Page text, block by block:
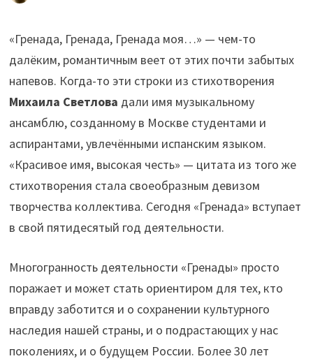
«Гренада, Гренада, Гренада моя…» — чем-то
далёким, романтичным веет от этих почти забытых
напевов. Когда-то эти строки из стихотворения
Михаила Светлова дали имя музыкальному
ансамблю, созданному в Москве студентами и
аспирантами, увлечёнными испанским языком.
«Красивое имя, высокая честь» — цитата из того же
стихотворения стала своеобразным девизом
творчества коллектива. Сегодня «Гренада» вступает
в свой пятидесятый год деятельности.
Многогранность деятельности «Гренады» просто
поражает и может стать ориентиром для тех, кто
вправду заботится и о сохранении культурного
наследия нашей страны, и о подрастающих у нас
поколениях, и о будущем России. Более 30 лет